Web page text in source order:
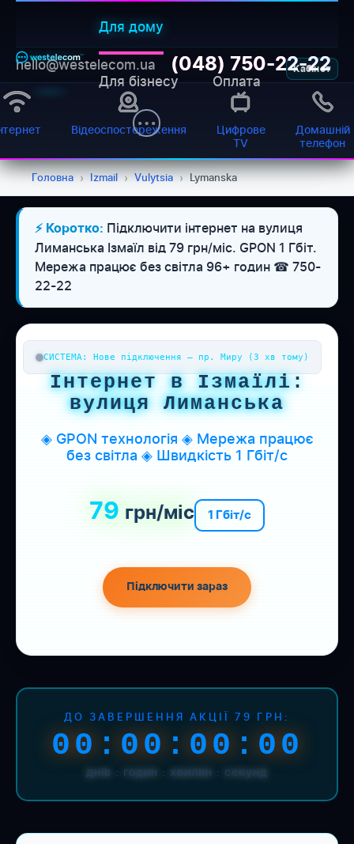
Для дому
Для бізнесу Оплата
Кабінет
hello@westelecom.ua (048) 750-22-22
Відеоспостереження
Цифрове
TV
Домашній
телефон
Головна › Izmail › Vulytsia › Lymanska
⚡ Коротко: Підключити інтернет на вулиця
Лиманська Ізмаїл від 79 грн/міс. GPON 1 Гбіт.
Мережа працює без світла 96+ годин ☎ 750-
22-22
СИСТЕМА: Нове підключення — пр. Миру (3 хв тому)
Інтернет в Ізмаїлі:
вулиця Лиманська
◈ GPON технологія ◈ Мережа працює
без світла ◈ Швидкість 1 Гбіт/с
79 грн/міс 1 Гбіт/с
Підключити зараз
ДО ЗАВЕРШЕННЯ АКЦІЇ 79 ГРН:
00:00:00:00
днів : годин : хвилин : секунд
WESTELECOM
Онлайн-підтримка